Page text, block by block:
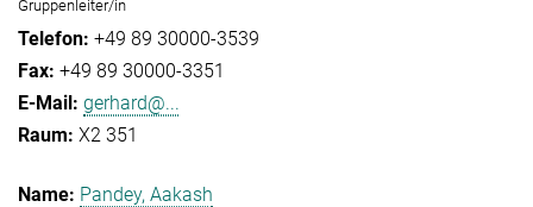
Gruppenleiter/in
+49 89 30000-3539
+49 89 30000-3351
gerhard@...
X2 351
Pandey, Aakash